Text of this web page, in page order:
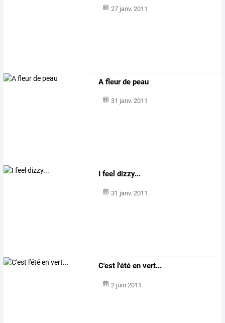
27 janv. 2011
A fleur de peau
31 janv. 2011
I feel dizzy...
31 janv. 2011
C'est l'été en vert...
2 juin 2011